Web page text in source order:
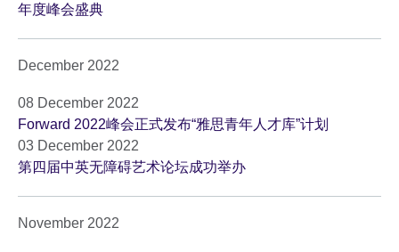
年度峰会盛典
December 2022
08 December 2022
Forward 2022峰会正式发布“雅思青年人才库”计划
03 December 2022
第四届中英无障碍艺术论坛成功举办
November 2022